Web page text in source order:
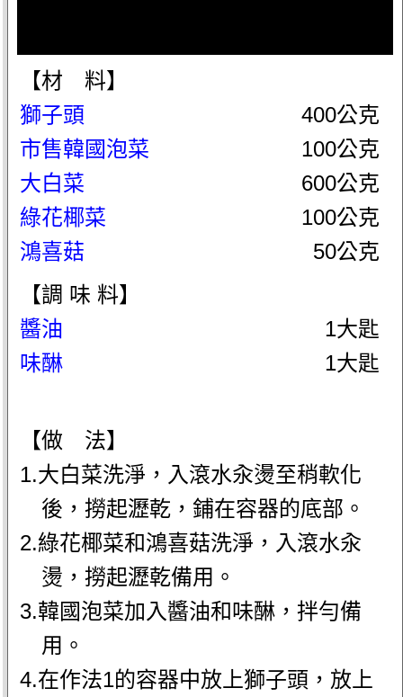
【材 料】
獅子頭
400公克
市售韓國泡菜
100公克
大白菜
600公克
綠花椰菜
100公克
鴻喜菇
50公克
【調 味 料】
醬油
1大匙
味醂
1大匙
【做 法】
1.大白菜洗淨，入滾水汆燙至稍軟化
後，撈起瀝乾，鋪在容器的底部。
2.綠花椰菜和鴻喜菇洗淨，入滾水汆
燙，撈起瀝乾備用。
3.韓國泡菜加入醬油和味醂，拌勻備
用。
4.在作法1的容器中放上獅子頭，放上